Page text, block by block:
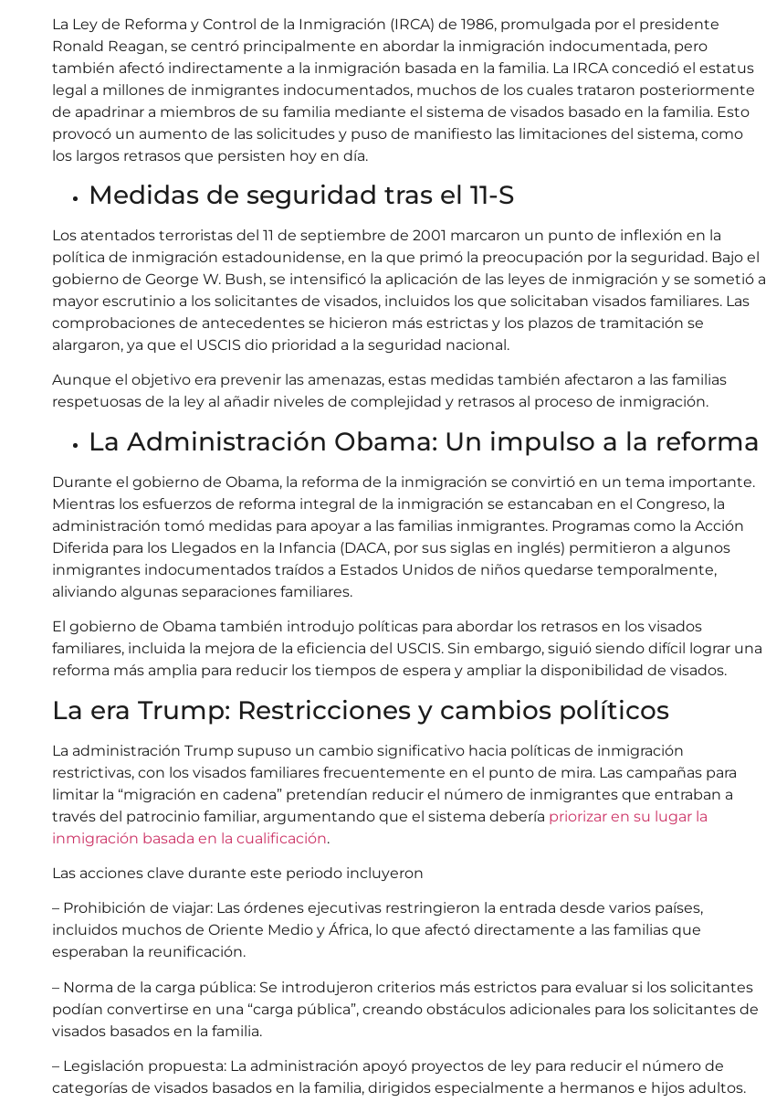
La Ley de Reforma y Control de la Inmigración (IRCA) de 1986, promulgada por el presidente
Ronald Reagan, se centró principalmente en abordar la inmigración indocumentada, pero
también afectó indirectamente a la inmigración basada en la familia. La IRCA concedió el estatus
legal a millones de inmigrantes indocumentados, muchos de los cuales trataron posteriormente
de apadrinar a miembros de su familia mediante el sistema de visados basado en la familia. Esto
provocó un aumento de las solicitudes y puso de manifiesto las limitaciones del sistema, como
los largos retrasos que persisten hoy en día.
Medidas de seguridad tras el 11-S
Los atentados terroristas del 11 de septiembre de 2001 marcaron un punto de inflexión en la
política de inmigración estadounidense, en la que primó la preocupación por la seguridad. Bajo el
gobierno de George W. Bush, se intensificó la aplicación de las leyes de inmigración y se sometió a
mayor escrutinio a los solicitantes de visados, incluidos los que solicitaban visados familiares. Las
comprobaciones de antecedentes se hicieron más estrictas y los plazos de tramitación se
alargaron, ya que el USCIS dio prioridad a la seguridad nacional.
Aunque el objetivo era prevenir las amenazas, estas medidas también afectaron a las familias
respetuosas de la ley al añadir niveles de complejidad y retrasos al proceso de inmigración.
La Administración Obama: Un impulso a la reforma
Durante el gobierno de Obama, la reforma de la inmigración se convirtió en un tema importante.
Mientras los esfuerzos de reforma integral de la inmigración se estancaban en el Congreso, la
administración tomó medidas para apoyar a las familias inmigrantes. Programas como la Acción
Diferida para los Llegados en la Infancia (DACA, por sus siglas en inglés) permitieron a algunos
inmigrantes indocumentados traídos a Estados Unidos de niños quedarse temporalmente,
aliviando algunas separaciones familiares.
El gobierno de Obama también introdujo políticas para abordar los retrasos en los visados
familiares, incluida la mejora de la eficiencia del USCIS. Sin embargo, siguió siendo difícil lograr una
reforma más amplia para reducir los tiempos de espera y ampliar la disponibilidad de visados.
La era Trump: Restricciones y cambios políticos
La administración Trump supuso un cambio significativo hacia políticas de inmigración
restrictivas, con los visados familiares frecuentemente en el punto de mira. Las campañas para
limitar la “migración en cadena” pretendían reducir el número de inmigrantes que entraban a
través del patrocinio familiar, argumentando que el sistema debería priorizar en su lugar la
inmigración basada en la cualificación.
Las acciones clave durante este periodo incluyeron
– Prohibición de viajar: Las órdenes ejecutivas restringieron la entrada desde varios países,
incluidos muchos de Oriente Medio y África, lo que afectó directamente a las familias que
esperaban la reunificación.
– Norma de la carga pública: Se introdujeron criterios más estrictos para evaluar si los solicitantes
podían convertirse en una “carga pública”, creando obstáculos adicionales para los solicitantes de
visados basados en la familia.
– Legislación propuesta: La administración apoyó proyectos de ley para reducir el número de
categorías de visados basados en la familia, dirigidos especialmente a hermanos e hijos adultos.